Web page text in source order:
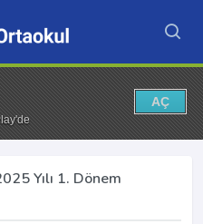
AÇ
Yılı 1. Dönem